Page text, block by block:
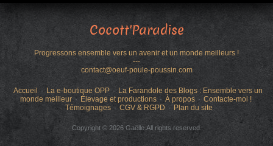
Cocott'Paradise
Progressons ensemble vers un avenir et un monde meilleurs !
---
contact@oeuf-poule-poussin.com
Accueil La e-boutique OPP
La Farandole des Blogs : Ensemble vers un
monde meilleur
Élevage et productions À propos
Contacte-moi !
Témoignages
CGV & RGPD Plan du site
Copyright © 2026 Gaëlle.All rights reserved.